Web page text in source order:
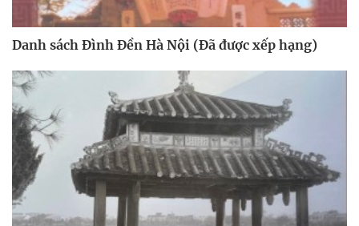
Danh sách Đình Đền Hà Nội (Đã được xếp hạng)